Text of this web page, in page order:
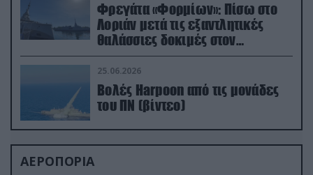
Φρεγάτα «Φορμίων»: Πίσω στο
Λοριάν μετά τις εξαντλητικές
θαλάσσιες δοκιμές στον
απαιτητικό Βισκαϊκό
25.06.2026
Βολές Harpoon από τις μονάδες
του ΠΝ (βίντεο)
ΑΕΡΟΠΟΡΙΑ